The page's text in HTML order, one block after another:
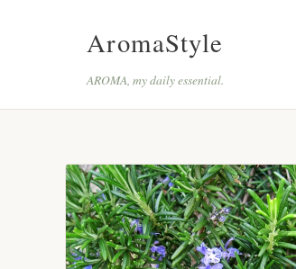
AromaStyle
AROMA, my daily essential.